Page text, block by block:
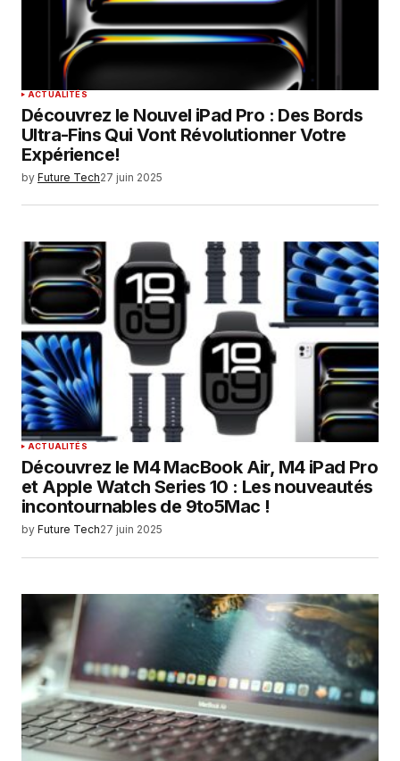
ACTUALITÉS
Découvrez le Nouvel iPad Pro : Des Bords
Ultra-Fins Qui Vont Révolutionner Votre
Expérience!
by Future Tech27 juin 2025
ACTUALITÉS
Découvrez le M4 MacBook Air, M4 iPad Pro
et Apple Watch Series 10 : Les nouveautés
incontournables de 9to5Mac !
by Future Tech27 juin 2025